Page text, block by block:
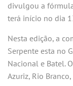
divulgou a
terá início no dia
Nesta edição, a
Serpente esta no
Nacional e Batel.
Azuriz, Rio